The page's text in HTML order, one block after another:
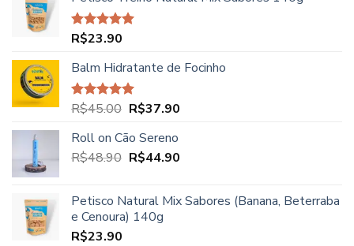
Avaliação
R$23.90
Balm Hidratante de Focinho
Avaliação
R$45.00 O
original
era:
R$37.90O
é:
Roll on Cão Sereno
R$48.90 O
era:
R$48.90.
R$44.90O
é:
Petisco Natural Mix Sabores (Banana, Beterraba
e Cenoura) 140g
R$23.90